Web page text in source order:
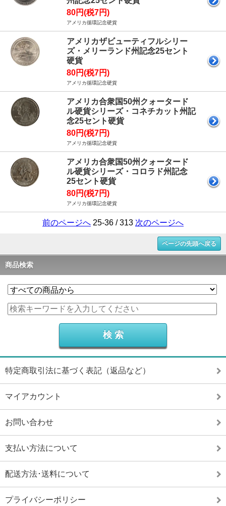
80円(税7円)
アメリカ循環記念硬貨
アメリカザビューティフルシリー
ズ・メリーランド州記念25セント
硬貨
80円(税7円)
アメリカ循環記念硬貨
アメリカ合衆国50州クォータード
ル硬貨シリーズ・コネチカット州記
念25セント硬貨
80円(税7円)
アメリカ循環記念硬貨
アメリカ合衆国50州クォータード
ル硬貨シリーズ・コロラド州記念
25セント硬貨
80円(税7円)
アメリカ循環記念硬貨
前のページへ 25-36 / 313 次のページへ
ページの先頭へ戻る
商品検索
特定商取引法に基づく表記（返品など）
マイアカウント
お問い合わせ
支払い方法について
配送方法･送料について
プライバシーポリシー